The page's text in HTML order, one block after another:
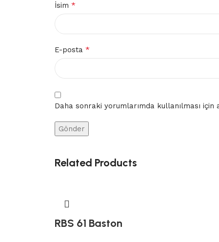
İsim *
E-posta *
Daha sonraki yorumlarımda kullanılması
Related Products
RBS 61 Baston